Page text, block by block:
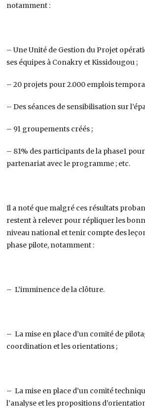
notamment :
– Une Unité de Gestion du Projet
ses équipes à Conakry et Kissidougou ;
– 20 projets pour 2.000 emplois
– Des séances de sensibilisation sur
– 91 groupements créés ;
– 81% des participants de la phase1
partenariat avec le programme ; etc.
Il a noté que malgré ces résultats
restent à relever pour répliquer les
niveau national et tenir compte des
phase pilote, notamment :
– L’imminence de la clôture.
– La mise en place d’un comité de
coordination et les orientations ;
– La mise en place d’un comité
l’analyse et les propositions